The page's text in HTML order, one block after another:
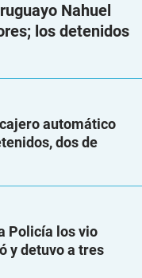
Nahuel
los detenidos
automático
dos de
Policía los vio
y detuvo a tres